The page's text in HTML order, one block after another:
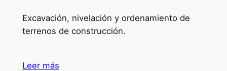
Excavación, nivelación y ordenamiento de
terrenos de construcción.
Leer más